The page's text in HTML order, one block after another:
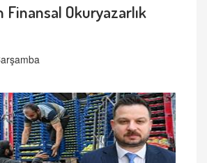
Finansal Okuryazarlık